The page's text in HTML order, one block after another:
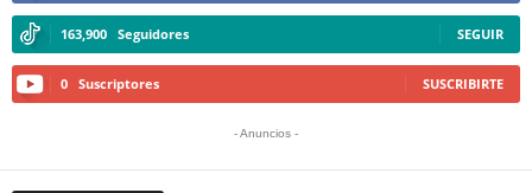
163,900 Seguidores SEGUIR
0 Suscriptores SUSCRIBIRTE
- Anuncios -